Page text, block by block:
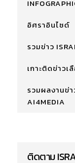
อิศราอินไซด์
รวมข่าว
เกาะติดข่าว
รวมผลงานข่
AI4MEDIA
ติดตาม